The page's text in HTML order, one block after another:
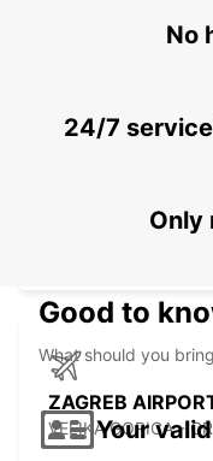
SZEKESFEHERVAR
ZAGREB
VELIKA GORICA -
No
24/7
Only
Good to
What should you
Your